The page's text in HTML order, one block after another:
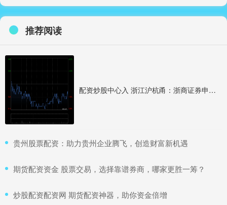
推荐阅读
配资炒股中心入 浙江沪杭甬：浙商证券申请国都证券股东资格获得中国证监会受理
​贵州股票配资：助力贵州企业腾飞，创造财富新机遇
​期货配资资金 股票交易，选择靠谱券商，哪家更胜一筹？
​炒股配资配资网 期货配资神器，助你资金倍增